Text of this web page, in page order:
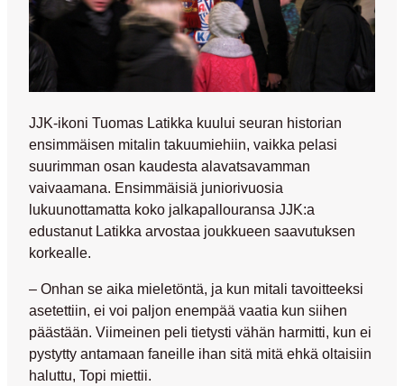
JJK-ikoni Tuomas Latikka kuului seuran historian
ensimmäisen mitalin takuumiehiin, vaikka pelasi
suurimman osan kaudesta alavatsavamman
vaivaamana. Ensimmäisiä juniorivuosia
lukuunottamatta koko jalkapallouransa JJK:a
edustanut Latikka arvostaa joukkueen saavutuksen
korkealle.
– Onhan se aika mieletöntä, ja kun mitali tavoitteeksi
asetettiin, ei voi paljon enempää vaatia kun siihen
päästään. Viimeinen peli tietysti vähän harmitti, kun ei
pystytty antamaan faneille ihan sitä mitä ehkä oltaisiin
haluttu, Topi miettii.